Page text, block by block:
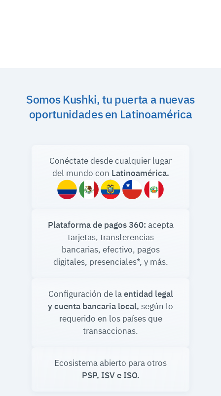
Somos Kushki, tu puerta a nuevas
oportunidades en Latinoamérica
Conéctate desde cualquier lugar
del mundo con Latinoamérica.
Plataforma de pagos 360: acepta
tarjetas, transferencias
bancarias, efectivo, pagos
digitales, presenciales*, y más.
Configuración de laentidad legal
y cuenta bancaria local, según lo
requerido en los países que
transaccionas.
Ecosistema abierto para otros
PSP, ISV e ISO.